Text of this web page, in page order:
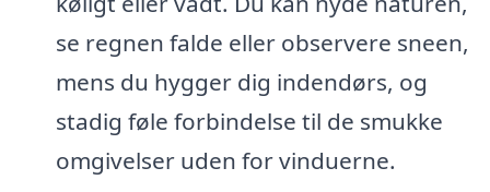
se regnen falde eller observere sneen,
mens du hygger dig indendørs, og
stadig føle forbindelse til de smukke
omgivelser uden for vinduerne.